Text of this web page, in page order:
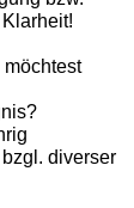
diverser